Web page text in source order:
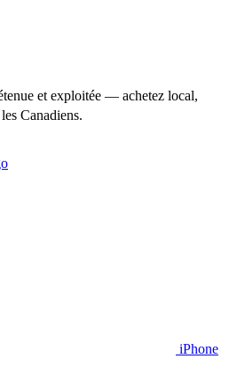
et exploitée — achetez local,
Canadiens.
iPhone